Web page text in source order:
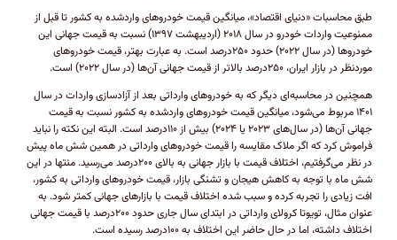
طبق محاسبات «دنیای اقتصاد»، میانگین قیمت خودرو‌های وارد‌شده به کشور تا قبل از
ممنوعیت واردات خودرو در سال ۲۰۱۸ (اردیبهشت ۱۳۹۷) نسبت به قیمت جهانی این
خودرو‌ها (در سال ۲۰۲۲) حدود ۲۵۰درصد است. به عبارت بهتر، قیمت خودرو‌های
موردنظر در بازار ایران، ۲۵۰درصد بالاتر از قیمت جهانی آن‌ها (در سال ۲۰۲۲) است.
همچنین در محاسبه‌ای دیگر که به خودرو‌های وارداتی بعد از آزادسازی واردات در سال
۱۴۰۱ مربوط می‌شود، میانگین قیمت خودرو‌های وارد‌شده به کشور نسبت به قیمت
جهانی آن‌ها (در سال‌های ۲۰۲۳ یا ۲۰۲۴) بیش از ۱۱۰درصد است. البته این نکته را نباید
فراموش کرد که اگر ملاک مقایسه را قیمت خودرو‌های وارداتی در همین شش ماه پیش
در نظر می‌گرفتیم، اختلاف قیمت با بازار جهانی به بالای ۲۰۰درصد می‌رسید. منتها در این
شش ماه با توجه به کاهش هیجان و تشنگی بازار، قیمت خودرو‌های وارداتی به کشور،
افت زیادی را تجربه کرده و سبب شده اختلاف قیمت با بازار‌های جهانی کمتر شود. به
عنوان مثال، تویوتا کرولای وارداتی در ابتدای سال جاری حدود ۲۰۰درصد با قیمت جهانی
اختلاف داشته، اما در حال حاضر این اختلاف به ۱۰۰درصد رسیده است.